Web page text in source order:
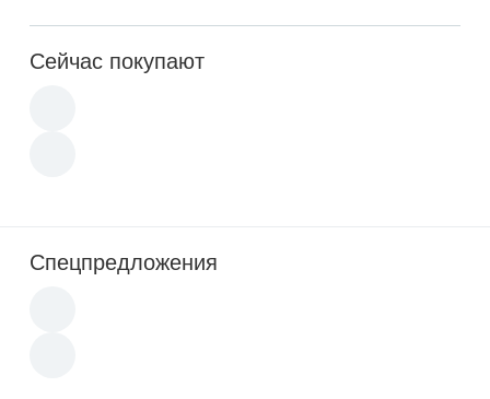
Сейчас покупают
Спецпредложения